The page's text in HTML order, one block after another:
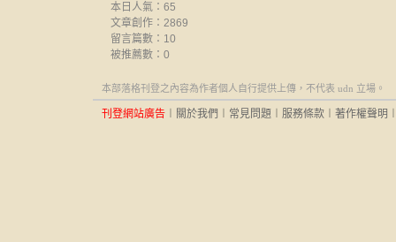
本日人氣：65
文章創作：2869
留言篇數：10
被推薦數： 0
本部落格刊登之內容為作者個人自行提供上傳，不代表 udn 立場。
刊登網站廣告 關於我們 常見問題 服務條款 著作權聲明